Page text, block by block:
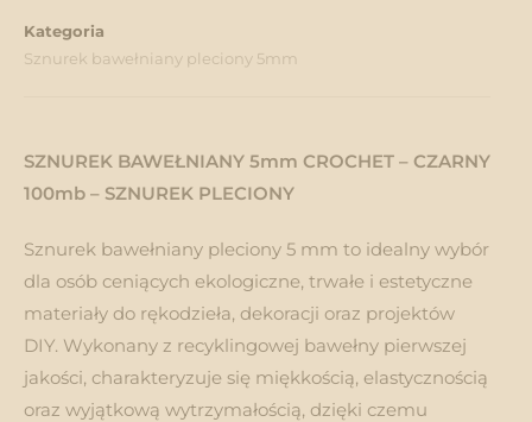
Kategoria
Sznurek bawełniany pleciony 5mm
SZNUREK BAWEŁNIANY 5mm CROCHET – CZARNY
100mb – SZNUREK PLECIONY
Sznurek bawełniany pleciony 5 mm to idealny wybór
dla osób ceniących ekologiczne, trwałe i estetyczne
materiały do rękodzieła, dekoracji oraz projektów
DIY. Wykonany z recyklingowej bawełny pierwszej
jakości, charakteryzuje się miękkością, elastycznością
oraz wyjątkową wytrzymałością, dzięki czemu